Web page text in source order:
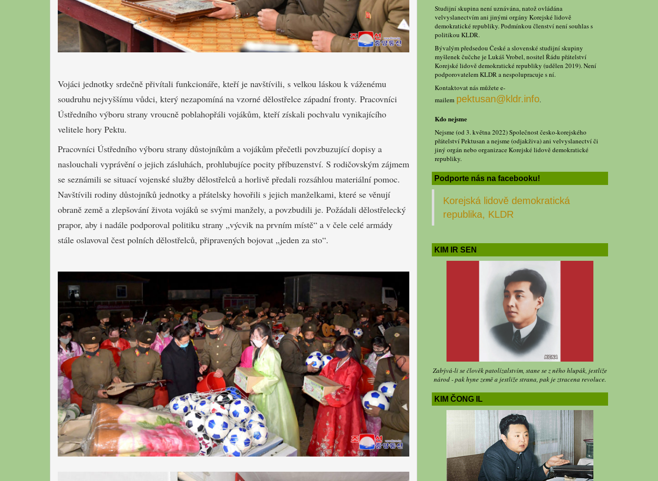
Vojáci jednotky srdečně přivítali funkcionáře, kteří je navštívili, s velkou láskou k váženému
soudruhu nejvyššímu vůdci, který nezapomíná na vzorné dělostřelce západní fronty. Pracovníci
Ústředního výboru strany vroucně poblahopřáli vojákům, kteří získali pochvalu vynikajícího
velitele hory Pektu.
Pracovníci Ústředního výboru strany důstojníkům a vojákům přečetli povzbuzující dopisy a
naslouchali vyprávění o jejich zásluhách, prohlubujíce pocity příbuzenství. S rodičovským zájmem
se seznámili se situací vojenské služby dělostřelců a horlivě předali rozsáhlou materiální pomoc.
Navštívili rodiny důstojníků jednotky a přátelsky hovořili s jejich manželkami, které se věnují
obraně země a zlepšování života vojáků se svými manžely, a povzbudili je. Požádali dělostřelecký
prapor, aby i nadále podporoval politiku strany „výcvik na prvním místě“ a v čele celé armády
stále oslavoval čest polních dělostřelců, připravených bojovat „jeden za sto“.
Studijní skupina není uznávána, natož ovládána
velvyslanectvím ani jinými orgány Korejské lidově
demokratické republiky. Podmínkou členství není souhlas s
politikou KLDR.
Bývalým předsedou České a slovenské studijní skupiny
myšlenek čučche je Lukáš Vrobel, nositel Řádu přátelství
Korejské lidově demokratické republiky (udělen 2019). Není
podporovatelem KLDR a nespolupracuje s ní.
Kontaktovat nás můžete e-
mailem pektusan@kldr.info.
Kdo nejsme
Nejsme (od 3. května 2022) Společnost česko-korejského
přátelství Pektusan a nejsme (odjakživa) ani velvyslanectví či
jiný orgán nebo organizace Korejské lidově demokratické
republiky.
Podporte nás na facebooku!
Korejská lidově demokratická
republika, KLDR
KIM IR SEN
Zabývá-li se člověk patolízalstvím, stane se z něho hlupák, jestliže
národ - pak hyne země a jestliže strana, pak je ztracena revoluce.
KIM ČONG IL